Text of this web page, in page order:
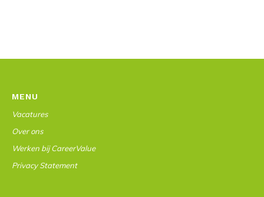
MENU
Vacatures
Over ons
Werken bij CareerValue
Privacy Statement